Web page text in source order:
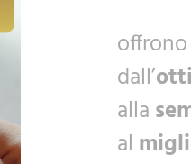
dall’
alla
al